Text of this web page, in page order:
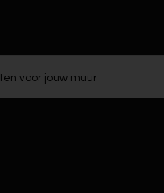
voor jouw muur